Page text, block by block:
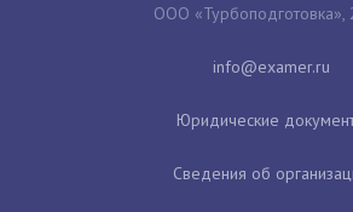
ООО «Турбоподготовка»,
Юридические
Сведения об